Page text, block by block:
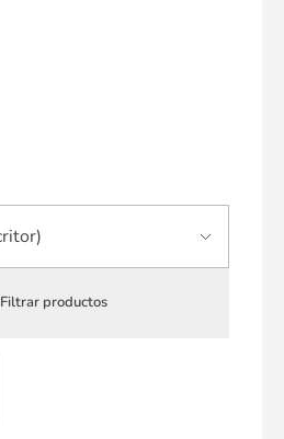
Filtrar productos